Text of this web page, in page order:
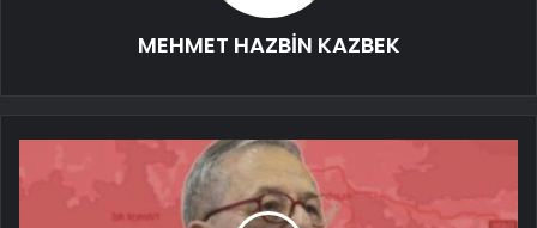
MEHMET HAZBİN KAZBEK